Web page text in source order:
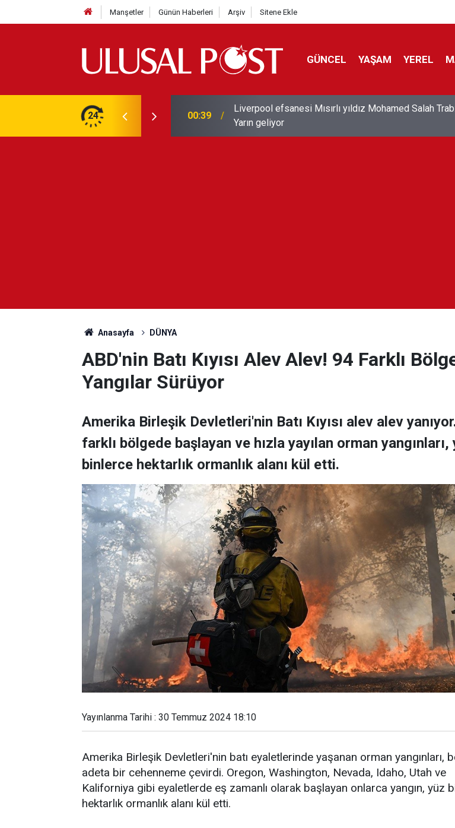
Manşetler Günün Haberleri Arşiv Sitene Ekle
GÜNCEL YAŞAM YEREL
24 00:39
Liverpool efsanesi Mısırlı yıldız Mohamed Salah
Yarın geliyor
Anasayfa DÜNYA
ABD'nin Batı Kıyısı Alev Alev! 94 Farklı
Yangılar Sürüyor
Amerika Birleşik Devletleri'nin Batı Kıyısı alev alev
farklı bölgede başlayan ve hızla yayılan orman yangınları,
binlerce hektarlık ormanlık alanı kül etti.
Yayınlanma Tarihi : 30 Temmuz 2024 18:10
Amerika Birleşik Devletleri'nin batı eyaletlerinde yaşanan orman yangınları,
adeta bir cehenneme çevirdi. Oregon, Washington, Nevada, Idaho, Utah ve
Kaliforniya gibi eyaletlerde eş zamanlı olarak başlayan onlarca yangın, yüz
hektarlık ormanlık alanı kül etti.